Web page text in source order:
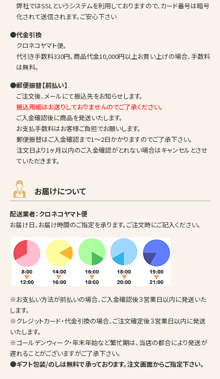
弊社ではSSLというシステムを利用しておりますので、カード番号は暗号
化されて送信されます。ご安心下さい
●代金引換
クロネコヤマト便。
代引き手数料330円。商品代金10,000円以上お買い上げの場合、手数料
は無料。
●郵便振替【前払い】
ご注文後、メールにて振込先をお知らせします。
振込用紙はお送りしておりませんのでご了承ください。
ご入金確認後に商品を発送いたします。
お支払手数料はお客様ご負担でお願いします。
郵便振替はご入金確認まで1～2日かかりますのでご了承下さい。
注文日より1ヶ月以内のご入金確認がとれない場合はキャンセルとさせ
ていただきます。
お届けについて
配送業者：クロネコヤマト便
お届け日、お届け時間のご指定を承ります。ご注文時にご記入ください。
※お支払い方法が前払いの場合、ご入金確認後３営業日以内に発送いた
します。
※クレジットカード・代金引換の場合、ご注文確定後３営業日以内に発送
いたします。
※ゴールデンウィーク・年末年始など繁忙期は、当店の都合により発送が
遅れることがございますがご了承下さい。
●ギフト包装/のしは無料で承っております。注文画面からご指定下さい。